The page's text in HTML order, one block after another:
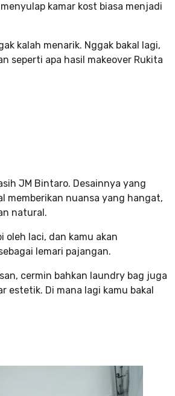
kamar kost biasa menjadi
kalah menarik. Nggak bakal lagi,
seperti apa hasil makeover Rukita
JM Bintaro. Desainnya yang
memberikan nuansa yang hangat,
natural.
oleh laci, dan kamu akan
lemari pajangan.
cermin bahkan laundry bag juga
estetik. Di mana lagi kamu bakal